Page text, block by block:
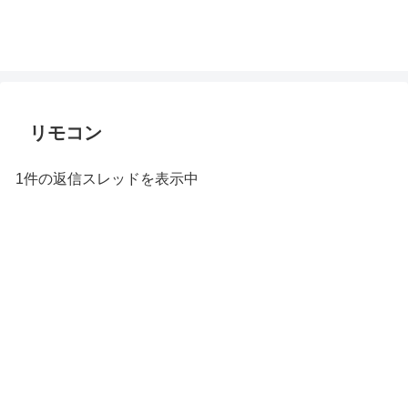
リモコン
1件の返信スレッドを表示中